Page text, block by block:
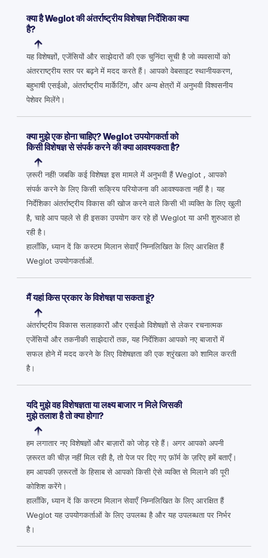
क्या है Weglot की अंतर्राष्ट्रीय विशेषज्ञ निर्देशिका क्या
है?
यह विशेषज्ञों, एजेंसियों और साझेदारों की एक चुनिंदा सूची है जो व्यवसायों को
अंतरराष्ट्रीय स्तर पर बढ़ने में मदद करते हैं। आपको वेबसाइट स्थानीयकरण,
बहुभाषी एसईओ, अंतर्राष्ट्रीय मार्केटिंग, और अन्य क्षेत्रों में अनुभवी विश्वसनीय
पेशेवर मिलेंगे।
क्या मुझे एक होना चाहिए? Weglot उपयोगकर्ता को
किसी विशेषज्ञ से संपर्क करने की क्या आवश्यकता है?
ज़रूरी नहीं! जबकि कई विशेषज्ञ इस मामले में अनुभवी हैं Weglot , आपको
संपर्क करने के लिए किसी सक्रिय परियोजना की आवश्यकता नहीं है। यह
निर्देशिका अंतर्राष्ट्रीय विकास की खोज करने वाले किसी भी व्यक्ति के लिए खुली
है, चाहे आप पहले से ही इसका उपयोग कर रहे हों Weglot या अभी शुरुआत हो
रही है।
हालाँकि, ध्यान दें कि कस्टम मिलान सेवाएँ निम्नलिखित के लिए आरक्षित हैं
Weglot उपयोगकर्ताओं.
मैं यहां किस प्रकार के विशेषज्ञ पा सकता हूं?
अंतर्राष्ट्रीय विकास सलाहकारों और एसईओ विशेषज्ञों से लेकर रचनात्मक
एजेंसियों और तकनीकी साझेदारों तक, यह निर्देशिका आपको नए बाजारों में
सफल होने में मदद करने के लिए विशेषज्ञता की एक श्रृंखला को शामिल करती
है।
यदि मुझे वह विशेषज्ञता या लक्ष्य बाजार न मिले जिसकी
मुझे तलाश है तो क्या होगा?
हम लगातार नए विशेषज्ञों और बाज़ारों को जोड़ रहे हैं। अगर आपको अपनी
ज़रूरत की चीज़ नहीं मिल रही है, तो पेज पर दिए गए फ़ॉर्म के ज़रिए हमें बताएँ।
हम आपकी ज़रूरतों के हिसाब से आपको किसी ऐसे व्यक्ति से मिलाने की पूरी
कोशिश करेंगे।
हालाँकि, ध्यान दें कि कस्टम मिलान सेवाएँ निम्नलिखित के लिए आरक्षित हैं
Weglot यह उपयोगकर्ताओं के लिए उपलब्ध है और यह उपलब्धता पर निर्भर
है।